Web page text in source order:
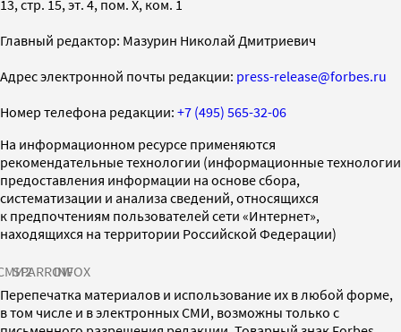
13, стр. 15, эт. 4, пом. X, ком. 1
Главный редактор: Мазурин Николай Дмитриевич
Адрес электронной почты редакции: press-release@forbes.ru
Номер телефона редакции: +7 (495) 565-32-06
На информационном ресурсе применяются
рекомендательные технологии (информационные технологии
предоставления информации на основе сбора,
систематизации и анализа сведений, относящихся
к предпочтениям пользователей сети «Интернет»,
находящихся на территории Российской Федерации)
SPARROWINFOX
Перепечатка материалов и использование их в любой форме,
в том числе и в электронных СМИ, возможны только с